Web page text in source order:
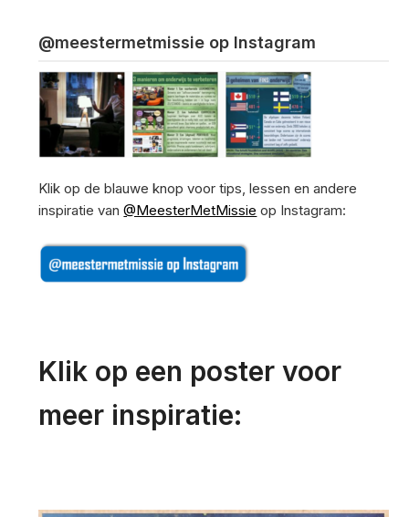
@meestermetmissie op Instagram
Klik op de blauwe knop voor tips, lessen en andere
inspiratie van@MeesterMetMissie op Instagram:
Klik op een poster voor
meer inspiratie: